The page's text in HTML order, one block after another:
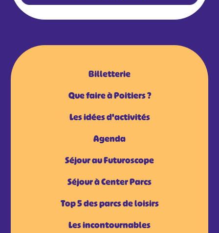
Billetterie
Que faire à Poitiers ?
Les idées d'activités
Agenda
Séjour au Futuroscope
Séjour à Center Parcs
Top 5 des parcs de loisirs
Les incontournables